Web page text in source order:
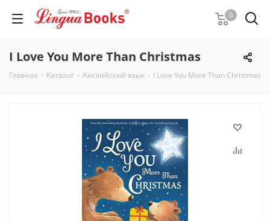
0
I Love You More Than Christmas
Главная - Каталог - Английский язык - I Love You More Than Christmas